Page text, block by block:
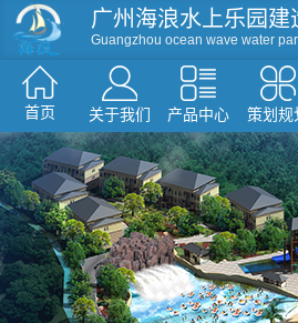
广州海浪水上乐园建
Guangzhou ocean wave water
首页 关于我们 产品中心 策划规
资讯
滑梯系列 人工造浪 戏水小品
环流河设备
温泉水疗设备
游
假山造型仿真树